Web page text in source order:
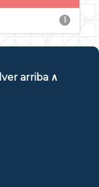
1
arriba ∧